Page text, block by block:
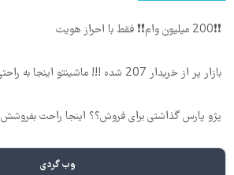
❗❗200 میلیون وام❗❗ فقط با احراز هویت
بازار پر از خریدار 207 شده !!! ماشینتو اینجا به راحتی بفروش
پژو پارس گذاشتی برای فروش؟؟ اینجا راحت بفروشش
وب گردی